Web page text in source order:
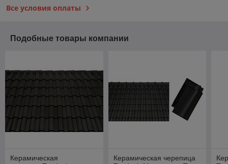
Все условия оплаты
Подобные товары компании
Керамическая
Керамическая черепица